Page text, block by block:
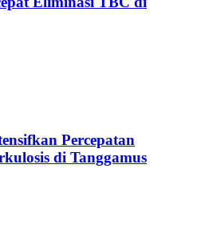
Percepatan
di Tanggamus